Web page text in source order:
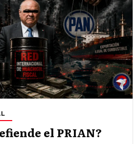
el PRIAN?